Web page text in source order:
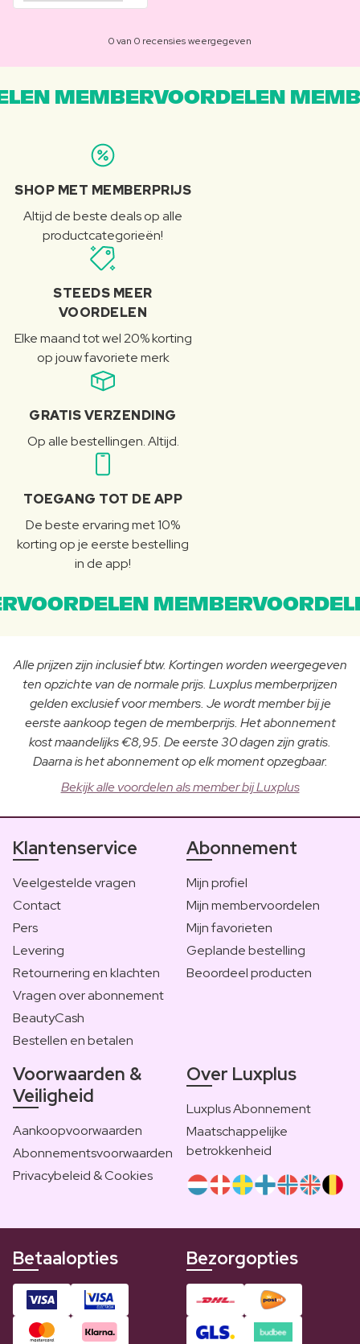
0 van 0 recensies weergegeven
MEMBERVOORDELEN
SHOP MET MEMBERPRIJS
Altijd de beste deals op alle
productcategorieën!
STEEDS MEER
VOORDELEN
Elke maand tot wel 20% korting
op jouw favoriete merk
GRATIS VERZENDING
Op alle bestellingen. Altijd.
TOEGANG TOT DE APP
De beste ervaring met 10%
korting op je eerste bestelling
in de app!
Alle prijzen zijn inclusief btw. Kortingen worden weergegeven
ten opzichte van de normale prijs. Luxplus memberprijzen
gelden exclusief voor members. Je wordt member bij je
eerste aankoop tegen de memberprijs. Het abonnement
kost maandelijks €8,95. De eerste 30 dagen zijn gratis.
Daarna is het abonnement op elk moment opzegbaar.
Bekijk alle voordelen als member bij Luxplus
Klantenservice
Veelgestelde vragen
Contact
Pers
Levering
Retournering en klachten
Vragen over abonnement
BeautyCash
Bestellen en betalen
Abonnement
Mijn profiel
Mijn membervoordelen
Mijn favorieten
Geplande bestelling
Beoordeel producten
Voorwaarden &
Veiligheid
Aankoopvoorwaarden
Abonnementsvoorwaarden
Privacybeleid & Cookies
Over Luxplus
Luxplus Abonnement
Maatschappelijke
betrokkenheid
Betaalopties Bezorgopties